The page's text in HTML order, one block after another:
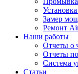
Замер
Ремонт
Наши работы
Отчеты о
Отчеты
Система
Статьи